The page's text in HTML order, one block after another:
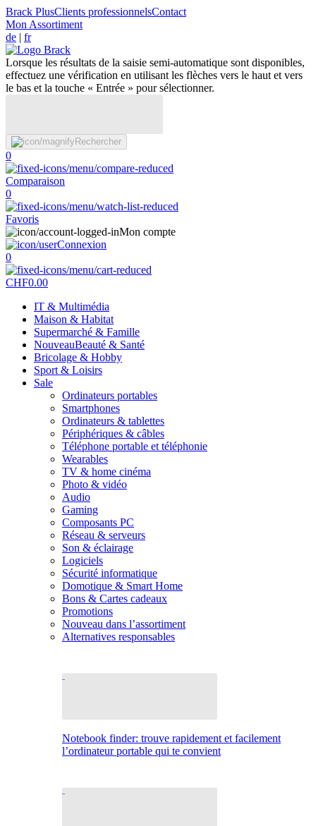
Brack PlusClients professionnelsContact
Mon Assortiment
de | fr
Lorsque les résultats de la saisie semi-automatique sont disponibles,
effectuez une vérification en utilisant les flèches vers le haut et vers
le bas et la touche « Entrée » pour sélectionner.
Rechercher
0
Comparaison
0
Favoris
Mon compte
Connexion
0
CHF0.00
IT & Multimédia
Maison & Habitat
Supermarché & Famille
NouveauBeauté & Santé
Bricolage & Hobby
Sport & Loisirs
Sale
Ordinateurs portables
Smartphones
Ordinateurs & tablettes
Périphériques & câbles
Téléphone portable et téléphonie
Wearables
TV & home cinéma
Photo & vidéo
Audio
Gaming
Composants PC
Réseau & serveurs
Son & éclairage
Logiciels
Sécurité informatique
Domotique & Smart Home
Bons & Cartes cadeaux
Promotions
Nouveau dans l’assortiment
Alternatives responsables
Notebook finder: trouve rapidement et facilement
l’ordinateur portable qui te convient